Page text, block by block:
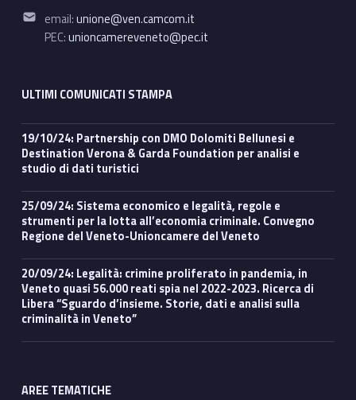
Email address:
email:unione@ven.camcom.it
PEC:unioncamereveneto@pec.it
ULTIMI COMUNICATI STAMPA
19/10/24: Partnership con DMO Dolomiti Bellunesi e
Destination Verona & Garda Foundation per analisi e
studio di dati turistici
25/09/24: Sistema economico e legalità, regole e
strumenti per la lotta all’economia criminale. Convegno
Regione del Veneto-Unioncamere del Veneto
20/09/24: Legalità: crimine proliferato in pandemia, in
Veneto quasi 56.000 reati spia nel 2022-2023. Ricerca di
Libera “Sguardo d’insieme. Storie, dati e analisi sulla
criminalità in Veneto”
AREE TEMATICHE